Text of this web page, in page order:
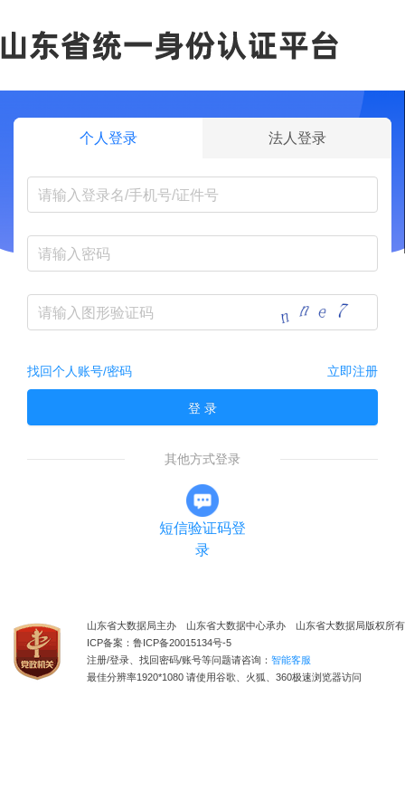
个人登录 法人登录
找回个人账号/密码 立即注册
登 录
其他方式登录
短信验证码登
录
山东省大数据局主办 山东省大数据中心承办 山东省大数据局版权所有
ICP备案：鲁ICP备20015134号-5
注册/登录、找回密码/账号等问题请咨询： 智能客服
最佳分辨率1920*1080 请使用谷歌、火狐、360极速浏览器访问